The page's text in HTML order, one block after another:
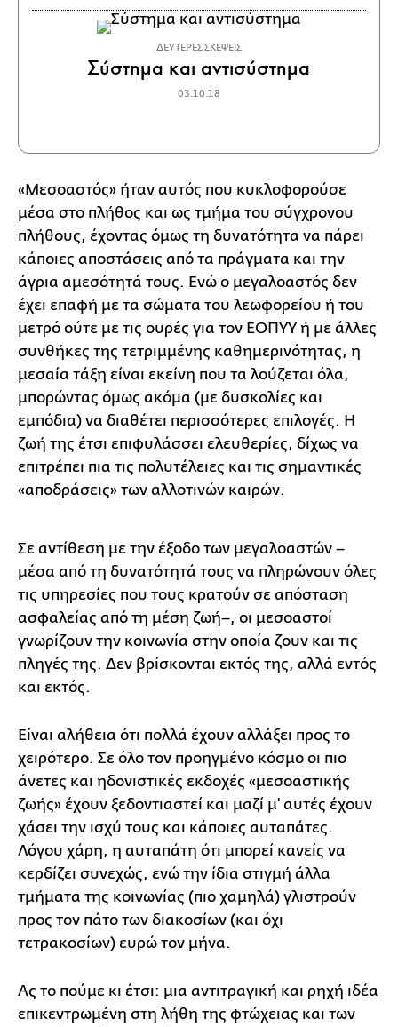
ΔΕΥΤΕΡΕΣ ΣΚΕΨΕΙΣ
Σύστημα και αντισύστημα
03.10.18
«Μεσοαστός» ήταν αυτός που κυκλοφορούσε
μέσα στο πλήθος και ως τμήμα του σύγχρονου
πλήθους, έχοντας όμως τη δυνατότητα να πάρει
κάποιες αποστάσεις από τα πράγματα και την
άγρια αμεσότητά τους. Ενώ ο μεγαλοαστός δεν
έχει επαφή με τα σώματα του λεωφορείου ή του
μετρό ούτε με τις ουρές για τον ΕΟΠΥΥ ή με άλλες
συνθήκες της τετριμμένης καθημερινότητας, η
μεσαία τάξη είναι εκείνη που τα λούζεται όλα,
μπορώντας όμως ακόμα (με δυσκολίες και
εμπόδια) να διαθέτει περισσότερες επιλογές. Η
ζωή της έτσι επιφυλάσσει ελευθερίες, δίχως να
επιτρέπει πια τις πολυτέλειες και τις σημαντικές
«αποδράσεις» των αλλοτινών καιρών.
Σε αντίθεση με την έξοδο των μεγαλοαστών –
μέσα από τη δυνατότητά τους να πληρώνουν όλες
τις υπηρεσίες που τους κρατούν σε απόσταση
ασφαλείας από τη μέση ζωή–, οι μεσοαστοί
γνωρίζουν την κοινωνία στην οποία ζουν και τις
πληγές της. Δεν βρίσκονται εκτός της, αλλά εντός
και εκτός.
Είναι αλήθεια ότι πολλά έχουν αλλάξει προς το
χειρότερο. Σε όλο τον προηγμένο κόσμο οι πιο
άνετες και ηδονιστικές εκδοχές «μεσοαστικής
ζωής» έχουν ξεδοντιαστεί και μαζί μ' αυτές έχουν
χάσει την ισχύ τους και κάποιες αυταπάτες.
Λόγου χάρη, η αυταπάτη ότι μπορεί κανείς να
κερδίζει συνεχώς, ενώ την ίδια στιγμή άλλα
τμήματα της κοινωνίας (πιο χαμηλά) γλιστρούν
προς τον πάτο των διακοσίων (και όχι
τετρακοσίων) ευρώ τον μήνα.
Ας το πούμε κι έτσι: μια αντιτραγική και ρηχή ιδέα
επικεντρωμένη στη λήθη της φτώχειας και των